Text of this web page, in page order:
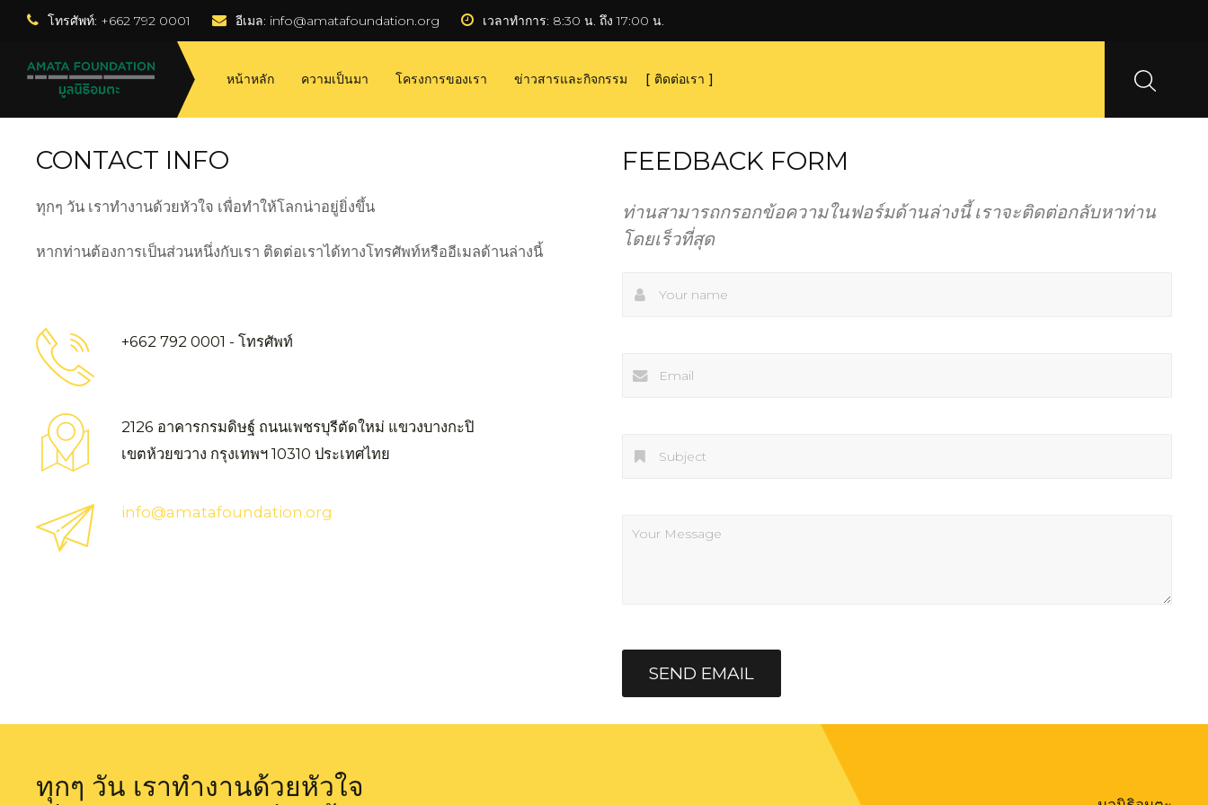
โทรศัพท์: +662 792 0001 อีเมล: info@amatafoundation.org เวลาทำการ: 8:30 น. ถึง 17:00 น.
หน้าหลัก ความเป็นมา โครงการของเรา ข่าวสารและกิจกรรม ติดต่อเรา
CONTACT INFO
ทุกๆ วัน เราทำงานด้วยหัวใจ เพื่อทำให้โลกน่าอยู่ยิ่งขึ้น
หากท่านต้องการเป็นส่วนหนึ่งกับเรา ติดต่อเราได้ทางโทรศัพท์หรืออีเมลด้านล่างนี้
+662 792 0001 - โทรศัพท์
2126 อาคารกรมดิษฐ์ ถนนเพชรบุรีตัดใหม่ แขวงบางกะปิ
เขตห้วยขวาง กรุงเทพฯ 10310 ประเทศไทย
info@amatafoundation.org
FEEDBACK FORM
ท่านสามารถกรอกข้อความในฟอร์มด้านล่างนี้ เราจะติดต่อกลับหาท่าน
โดยเร็วที่สุด
SEND EMAIL
ทุกๆ วัน เราทำงานด้วยหัวใจ